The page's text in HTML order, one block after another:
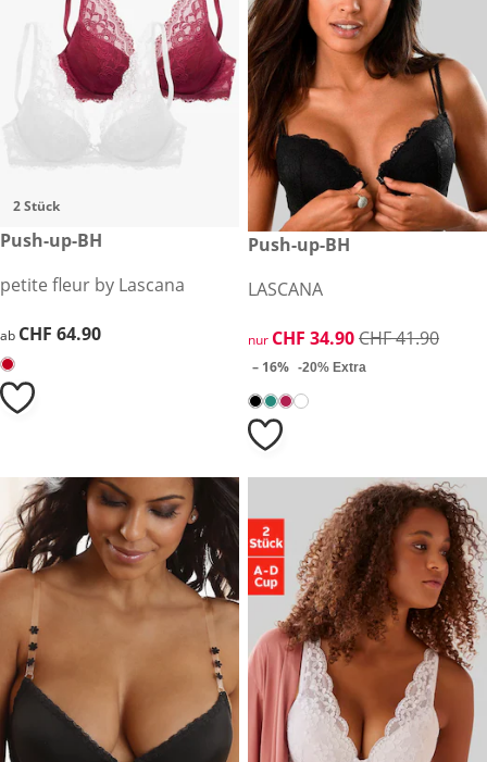
2 Stück
CHF 64.90
Push-up-BH
petite fleur by Lascana
CHF 64.90
ab CHF 64.90
reduzierter Preis CHF 34.90,
-16%
Push-up-BH
LASCANA
reduzierter Preis CHF 34.90,
nur CHF 34.90CHF 41.90
– 16% -20% Extra